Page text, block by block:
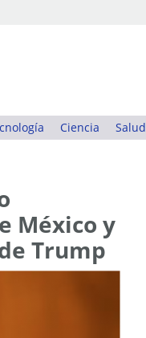
Ciencia Salud
México y
Trump